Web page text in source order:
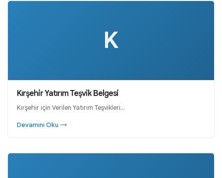
K
Kırşehir Yatırım Teşvik Belgesi
Kırşehir için Verilen Yatırım Teşvikleri…
Devamını Oku →